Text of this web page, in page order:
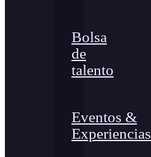
Bolsa
de
talento
Eventos &
Experiencias